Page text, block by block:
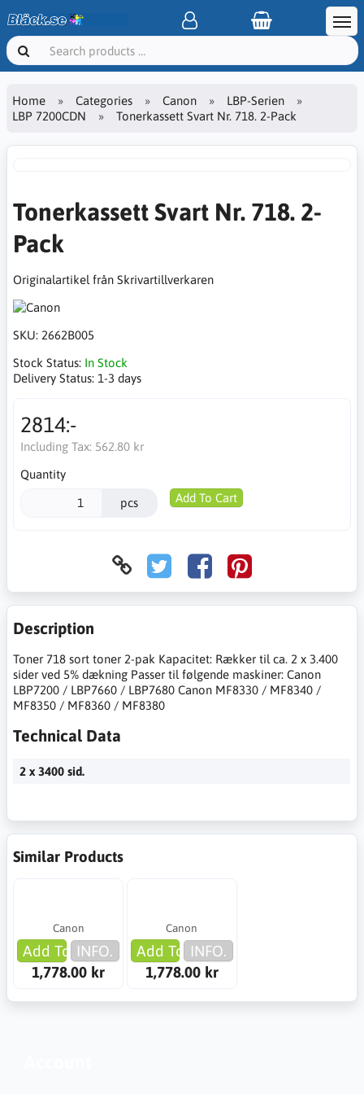
Home Categories Canon
LBP-Serien
LBP 7200CDN
Tonerkassett Svart Nr. 718. 2-Pack
Tonerkassett Svart Nr. 718. 2-
Pack
Originalartikel från Skrivartillverkaren
SKU: 2662B005
Stock Status: In Stock
Delivery Status: 1-3 days
2814:-
Including Tax: 562.80 kr
Quantity
pcs Add To Cart
Description
Toner 718 sort toner 2-pak Kapacitet: Rækker til ca. 2 x 3.400
sider ved 5% dækning Passer til følgende maskiner: Canon
LBP7200 / LBP7660 / LBP7680 Canon MF8330 / MF8340 /
MF8350 / MF8360 / MF8380
Technical Data
2 x 3400 sid.
Similar Products
Canon
Add To Cart
INFO.
1,778.00 kr
Canon
Add To Cart
INFO.
1,778.00 kr